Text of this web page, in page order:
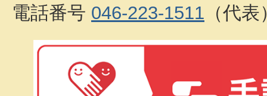
電話番号 046-223-1511 （代表